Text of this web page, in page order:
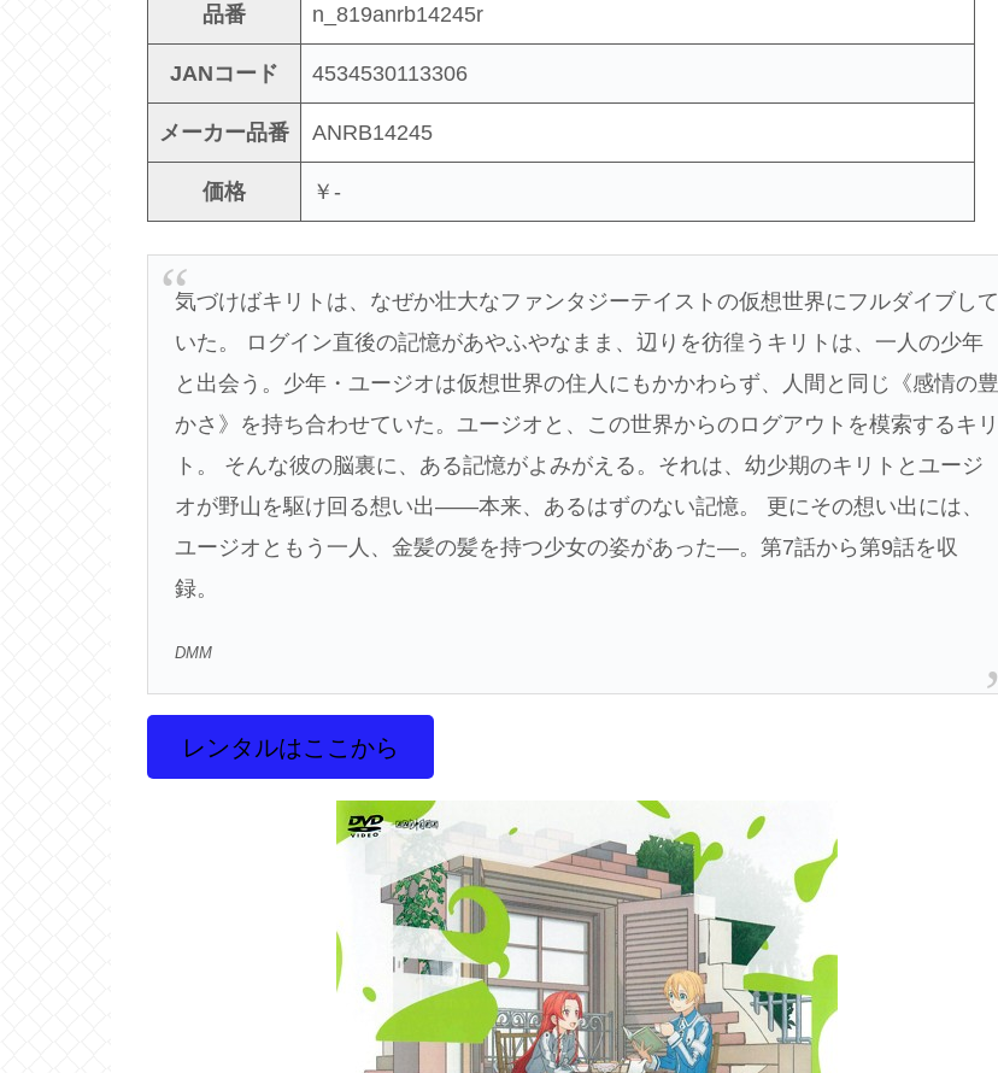
品番 n_819anrb14245r
JANコード 4534530113306
メーカー品番 ANRB14245
価格 ￥-
気づけばキリトは、なぜか壮大なファンタジーテイストの仮想世界にフルダイブして
いた。 ログイン直後の記憶があやふやなまま、辺りを彷徨うキリトは、一人の少年
と出会う。少年・ユージオは仮想世界の住人にもかかわらず、人間と同じ《感情の豊
かさ》を持ち合わせていた。ユージオと、この世界からのログアウトを模索するキリ
ト。 そんな彼の脳裏に、ある記憶がよみがえる。それは、幼少期のキリトとユージ
オが野山を駆け回る想い出――本来、あるはずのない記憶。 更にその想い出には、
ユージオともう一人、金髪の髪を持つ少女の姿があった―。第7話から第9話を収
録。
DMM
レンタルはここから